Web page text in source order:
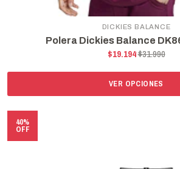
DICKIES BALANCE
Polera Dickies Balance
$19.194$31.990
VER OPCIONES
40%
OFF